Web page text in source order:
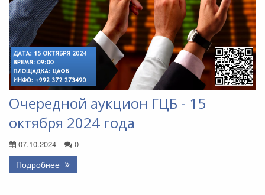
Очередной аукцион ГЦБ - 15
октября 2024 года
07.10.2024 0
Подробнее